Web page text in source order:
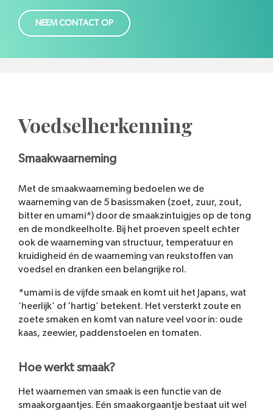
NEEM CONTACT OP
Voedselherkenning
Smaakwaarneming
Met de smaakwaarneming bedoelen we de
waarneming van de 5 basissmaken (zoet, zuur, zout,
bitter en umami*) door de smaakzintuigjes op de tong
en de mondkeelholte. Bij het proeven speelt echter
ook de waarneming van structuur, temperatuur en
kruidigheid én de waarneming van reukstoffen van
voedsel en dranken een belangrijke rol.
*umami is de vijfde smaak en komt uit het Japans, wat
‘heerlijk’ of ‘hartig’ betekent. Het versterkt zoute en
zoete smaken en komt van nature veel voor in: oude
kaas, zeewier, paddenstoelen en tomaten.
Hoe werkt smaak?
Het waarnemen van smaak is een functie van de
smaakorgaantjes. Eén smaakorgaantje bestaat uit wel